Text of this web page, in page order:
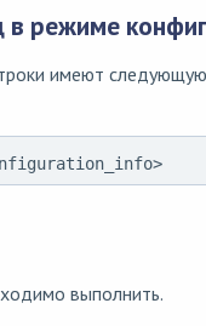
режиме
имеют следующую
выполнить.